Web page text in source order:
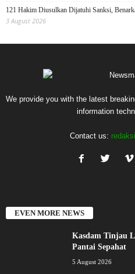
121 Hakim Diusulkan Dijatuhi Sanksi,
3 August 2026
We provide you with the latest
information
Contact us:
EVEN MORE NEWS
Kasdam Tinjau
Pantai Sepahat
5 August 2026